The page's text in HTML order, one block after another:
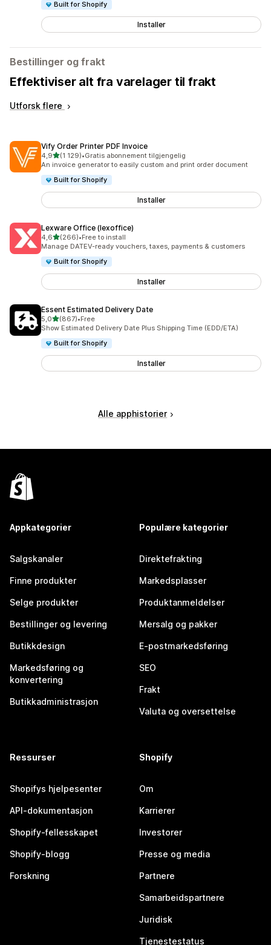
Built for Shopify
Installer
Bestillinger og frakt
Effektiviser alt fra varelager til frakt
Utforsk flere
Vify Order Printer PDF Invoice
4,9av 5 stjerner
(1 129)
Totalt 1129 omtaler
•Gratis abonnement tilgjengelig
An invoice generator to easily custom and print order document
Built for Shopify
Installer
Lexware Office (lexoffice)
4,6av 5 stjerner
(266)
Totalt 266 omtaler
•Free to install
Manage DATEV-ready vouchers, taxes, payments & customers
Built for Shopify
Installer
Essent Estimated Delivery Date
5,0av 5 stjerner
(867)
Totalt 867 omtaler
•Free
Show Estimated Delivery Date Plus Shipping Time (EDD/ETA)
Built for Shopify
Installer
Alle apphistorier
Appkategorier
Salgskanaler
Finne produkter
Selge produkter
Bestillinger og levering
Butikkdesign
Markedsføring og
konvertering
Butikkadministrasjon
Populære kategorier
Direktefrakting
Markedsplasser
Produktanmeldelser
Mersalg og pakker
E-postmarkedsføring
SEO
Frakt
Valuta og oversettelse
Ressurser
Shopifys hjelpesenter
API-dokumentasjon
Shopify-fellesskapet
Shopify-blogg
Forskning
Shopify
Om
Karrierer
Investorer
Presse og media
Partnere
Samarbeidspartnere
Juridisk
Tjenestestatus